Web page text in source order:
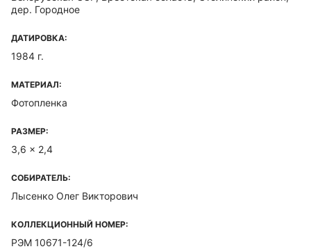
дер. Городное
ДАТИРОВКА:
1984 г.
МАТЕРИАЛ:
Фотопленка
РАЗМЕР:
3,6 x 2,4
СОБИРАТЕЛЬ:
Лысенко Олег Викторович
КОЛЛЕКЦИОННЫЙ НОМЕР:
РЭМ 10671-124/6